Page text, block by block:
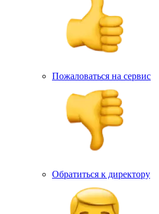
Пожаловаться на сервис
Обратиться к директору